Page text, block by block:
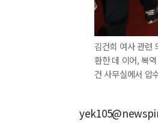
김건희 여사 관련
환한 데 이어, 복
건 사무실에서 압